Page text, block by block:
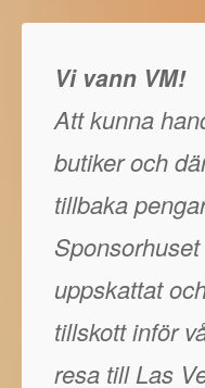
Vi vann VM!
Att kunna
butiker och
tillbaka
uppskattat
tillskott inför
resa till Las